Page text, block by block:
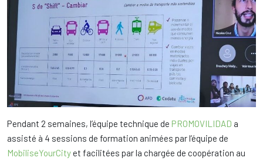
Pendant 2 semaines, l’équipe technique de PROMOVILIDAD a
assisté à 4 sessions de formation animées par l’équipe de
MobiliseYourCityet facilitées par la chargée de coopération au